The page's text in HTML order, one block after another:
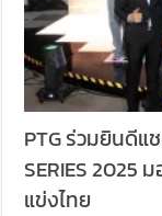
PTG ร่วมยินดีแ
SERIES 2025
แข่งไทย